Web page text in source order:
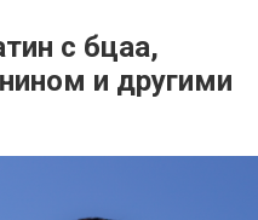
с бцаа,
и другими